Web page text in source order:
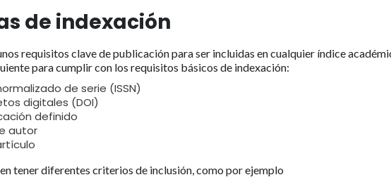
de indexación
requisitos clave de publicación para ser incluidas en cualquier índice
para cumplir con los requisitos básicos de indexación:
de serie (ISSN)
digitales (DOI)
definido
autor
tener diferentes criterios de inclusión, como por ejemplo